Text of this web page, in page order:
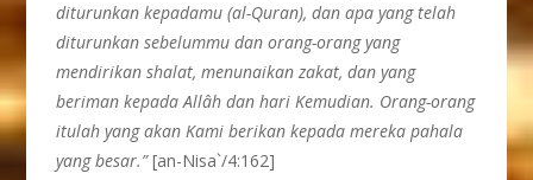
diturunkan kepadamu (al-Quran), dan apa yang telah
diturunkan sebelummu dan orang-orang yang
mendirikan shalat, menunaikan zakat, dan yang
beriman kepada Allâh dan hari Kemudian. Orang-orang
itulah yang akan Kami berikan kepada mereka pahala
yang besar.”[an-Nisa`/4:162]